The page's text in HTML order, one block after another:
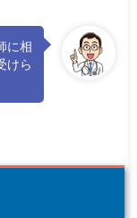
に相
けら